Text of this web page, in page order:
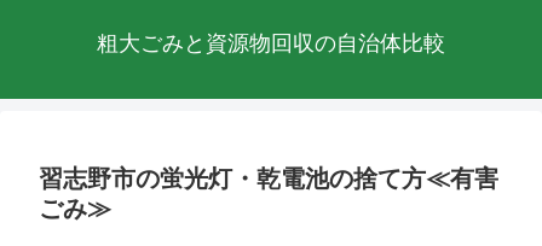
粗大ごみと資源物回収の自治体比較
習志野市の蛍光灯・乾電池の捨て方≪有害
ごみ≫